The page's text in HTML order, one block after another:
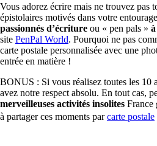
Vous adorez écrire mais ne trouvez pas
épistolaires motivés dans votre
passionnés d’écriture ou « pen pals »
site PenPal World. Pourquoi ne pas
carte postale personnalisée avec une
entrée en matière !
BONUS : Si vous réalisez toutes les 10
avez notre respect absolu. En tout cas,
merveilleuses activités insolites France
à partager ces moments parcarte postale